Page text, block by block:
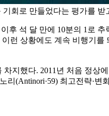
회로 만들었다는 평가를 받
석 달 만에 10분의 1로 추
런 상황에도 계속 비행기
지했다. 2011년 처음 정상
(Antinori·59) 최고전략·변